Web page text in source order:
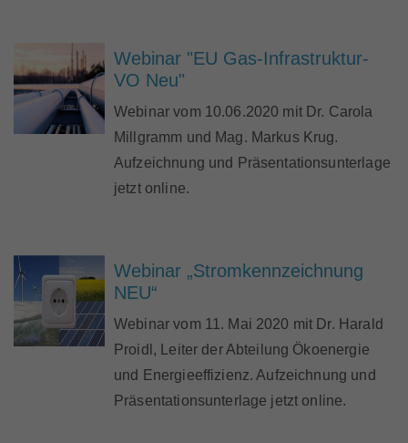
Webinar "EU Gas-Infrastruktur-
VO Neu"
Webinar vom 10.06.2020 mit Dr. Carola
Millgramm und Mag. Markus Krug.
Aufzeichnung und Präsentationsunterlage
jetzt online.
Webinar „Stromkennzeichnung
NEU“
Webinar vom 11. Mai 2020 mit Dr. Harald
Proidl, Leiter der Abteilung Ökoenergie
und Energieeffizienz. Aufzeichnung und
Präsentationsunterlage jetzt online.